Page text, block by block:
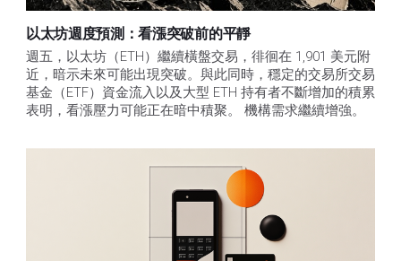
以太坊週度預測：看漲突破前的平靜
週五，以太坊（ETH）繼續橫盤交易，徘徊在 1,901 美元附
近，暗示未來可能出現突破。與此同時，穩定的交易所交易
基金（ETF）資金流入以及大型 ETH 持有者不斷增加的積累
表明，看漲壓力可能正在暗中積聚。 機構需求繼續增強。